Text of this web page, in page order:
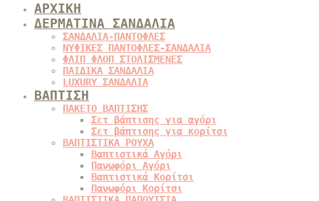
ΑΡΧΙΚΗ
ΔΕΡΜΑΤΙΝΑ ΣΑΝΔΑΛΙΑ
ΣΑΝΔΑΛΙΑ-ΠΑΝΤΟΦΛΕΣ
ΝΥΦΙΚΕΣ ΠΑΝΤΟΦΛΕΣ-ΣΑΝΔΑΛΙΑ
ΦΛΙΠ ΦΛΟΠ ΣΤΟΛΙΣΜΕΝΕΣ
ΠΑΙΔΙΚΑ ΣΑΝΔΑΛΙΑ
LUXURY ΣΑΝΔΑΛΙΑ
ΒΑΠΤΙΣΗ
ΠΑΚΕΤΟ ΒΑΠΤΙΣΗΣ
Σετ βάπτισης για αγόρι
Σετ βάπτισης για κορίτσι
ΒΑΠΤΙΣΤΙΚΑ ΡΟΥΧΑ
Βαπτιστικά Αγόρι
Πανωφόρι Αγόρι
Βαπτιστικά Κορίτσι
Πανωφόρι Κορίτσι